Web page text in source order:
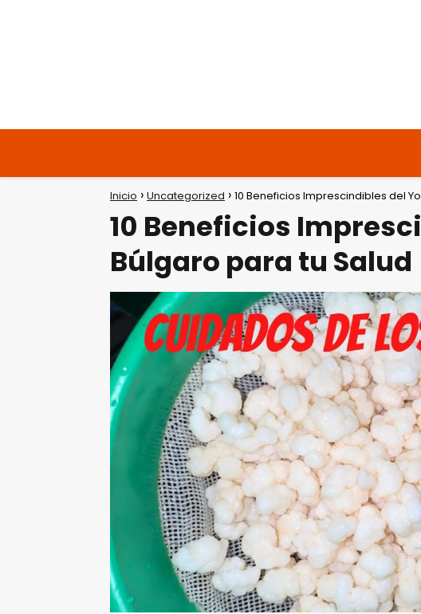
Inicio Uncategorized 10 Beneficios Imprescindibles del
10 Beneficios
Búlgaro para tu Salud